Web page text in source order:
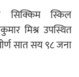
विभेद भयो :
सिक्किम स्किल
मिश्र उपस्थित
सात सय ९८ जना